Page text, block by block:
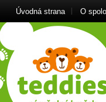
Úvodná strana O